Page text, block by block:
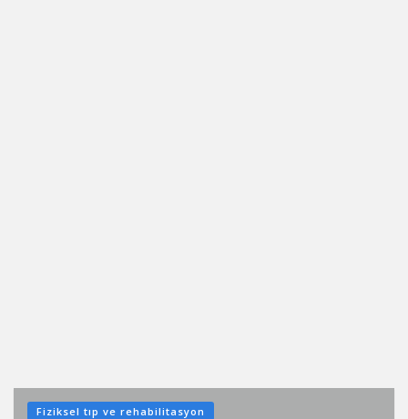
Fiziksel tıp ve rehabilitasyon